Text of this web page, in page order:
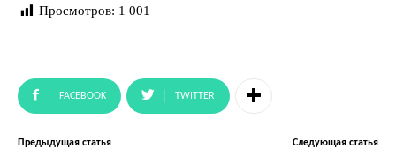
Просмотров: 1 001
FACEBOOK TWITTER
Предыдущая статья Следующая статья